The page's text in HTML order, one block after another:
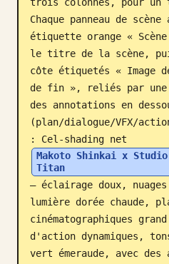
Chaque panneau de
étiquette orange «
le titre de la scène,
côte étiquetés « Image
de fin », reliés par une
des annotations en
(plan/dialogue/VFX/
: Cel-shading net
Makoto Shinkai x
Titan
— éclairage doux,
lumière dorée chaude,
cinématographiques
d'action dynamiques,
vert émeraude, avec